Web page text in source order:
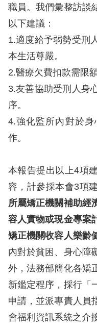
申
訴
權
資
料
庫
快
捷
鍵
請
選
擇
語
言
職員。我們彙整訪談
以下建議：
1.適度給予弱勢受刑
本生活尊嚴。
2.醫療欠費扣款需限
3.友善協助受刑人身
序。
4.強化監所內對於
作。
本報告提出以上4項
容，計參採本會3項
所屬矯正機關補助經
容人實物或現金專案
矯正機關收容人樂齡
內對於貧困、身心障
外，法務部簡化各矯
新鑑定程序，採行「
申請，並派專責人員
會福利資訊系統之介